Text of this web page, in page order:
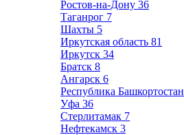
Ростов-на-Дону 36
Таганрог 7
Шахты 5
Иркутская область 81
Иркутск 34
Братск 8
Ангарск 6
Республика Башкортостан
Уфа 36
Стерлитамак 7
Нефтекамск 3